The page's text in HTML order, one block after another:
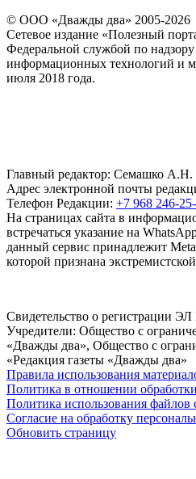
© ООО «Дважды два» 2005-2026
Сетевое издание «Полезный
Федеральной службой по надзору
информационных технологий и
июля 2018 года.
Главный редактор: Семашко А.Н.
Адрес электронной почты
Телефон Редакции: +7 968 246-
На страницах сайта в
встречаться указание на
данный сервис принадлежит
которой признана
Свидетельство о регистрации
Учредители: Общество с
«Дважды два», Общество с
«Редакция газеты «Дважды два»
Правила использования
Политика в отношении
Политика использования файлов
Согласие на обработку
Обновить страницу